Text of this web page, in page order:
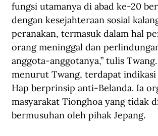
fungsi utamanya di abad ke-20
dengan kesejahteraan sosial
peranakan, termasuk dalam hal
orang meninggal dan
anggota-anggotanya,” tulis
menurut Twang, terdapat indikasi
Hap berprinsip anti-Belanda. Ia
masyarakat Tionghoa yang tidak
bermusuhan oleh pihak Jepang.